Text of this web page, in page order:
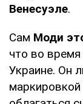
Венесуэле.
Сам Моди
что во
Украине. Он